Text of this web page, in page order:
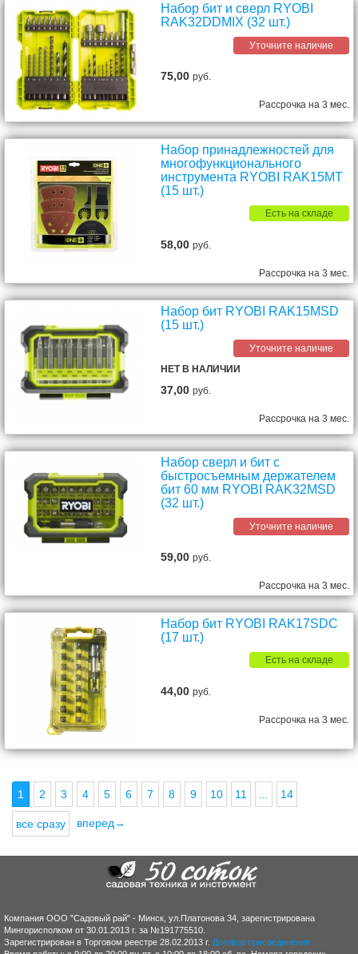
Набор бит и сверл RYOBI
RAK32DDMIX (32 шт.)
Уточните наличие
75,00руб.
Рассрочка на 3 мес.
Набор принадлежностей для
многофункционального
инструмента RYOBI RAK15MT
(15 шт.)
Есть на складе
58,00руб.
Рассрочка на 3 мес.
Набор бит RYOBI RAK15MSD
(15 шт.)
Уточните наличие
НЕТ В НАЛИЧИИ
37,00руб.
Рассрочка на 3 мес.
Набор сверл и бит с
быстросъемным держателем
бит 60 мм RYOBI RAK32MSD
(32 шт.)
Уточните наличие
59,00руб.
Рассрочка на 3 мес.
Набор бит RYOBI RAK17SDC
(17 шт.)
Есть на складе
44,00руб.
Рассрочка на 3 мес.
1 2 3 4 5 6 7 8 9 10 11 14
все сразу вперед→
Компания ООО "Садовый рай" - Минск, ул.Платонова 34, зарегистрирована
Мингорисполком от 30.01.2013 г. за №191775510.
Зарегистрирован в Торговом реестре 28.02.2013 г. Договор присоединения